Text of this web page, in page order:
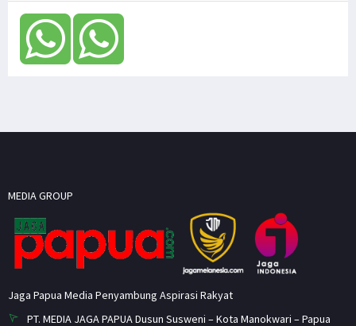
MEDIA GROUP
Jaga Papua Media Penyambung Aspirasi Rakyat
PT. MEDIA JAGA PAPUA Dusun Susweni – Kota Manokwari – Papua